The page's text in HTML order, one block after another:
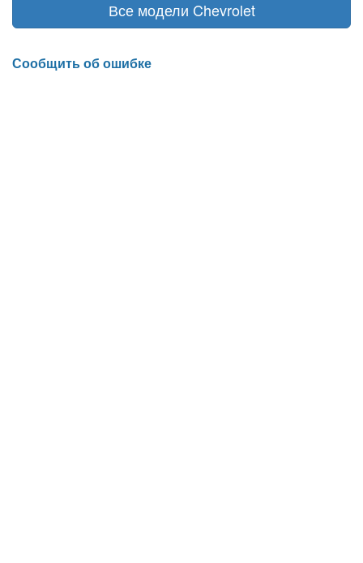
Все модели Chevrolet
Сообщить об ошибке